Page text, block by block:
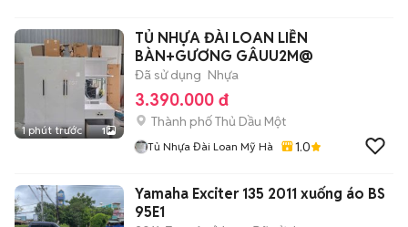
1 phút trước 1
TỦ NHỰA ĐÀI LOAN LIỀN
BÀN+GƯƠNG GÂUU2M@
Đã sử dụng Nhựa
3.390.000 đ
Thành phố Thủ Dầu Một
Tủ Nhựa Đài Loan Mỹ Hà 1.0
Yamaha Exciter 135 2011 xuống áo BS
95E1